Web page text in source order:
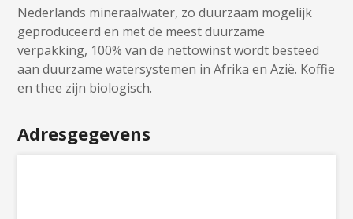
Nederlands mineraalwater, zo duurzaam mogelijk
geproduceerd en met de meest duurzame
verpakking, 100% van de nettowinst wordt besteed
aan duurzame watersystemen in Afrika en Azië. Koffie
en thee zijn biologisch.
Adresgegevens